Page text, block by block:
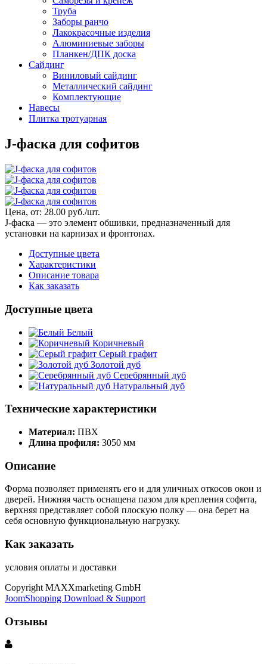
Труба
Заборы ранчо
Лакокрасочные изделия
Алюминиевые заборы
Планкен/ДПК доска
Сайдинг
Виниловый сайдинг
Металлический сайдинг
Комплектующие
Навесы
Плитка тротуарная
J-фаска для софитов
Цена, от: 28.00 руб./шт.
J-фаска — это элемент обшивки, предназначенный для
установки на карнизах и фронтонах.
Доступные цвета
Характеристики
Описание товара
Как заказать
Доступные цвета
Белый
Коричневый
Серый графит
Золотой дуб
Серебрянный дуб
Натуральный дуб
Технические характеристики
Материал: ПВХ
Длина профиля: 3050 мм
Описание
Форма позволяет применять его и для уличных откосов окон и
дверей. Нижняя часть оснащена пазом для крепления софита,
верхняя представляет собой плоскую полку — она берет на
себя основную функциональную нагрузку.
Как заказать
условия оплаты и доставки
Copyright MAXXmarketing GmbH
JoomShopping Download & Support
Отзывы